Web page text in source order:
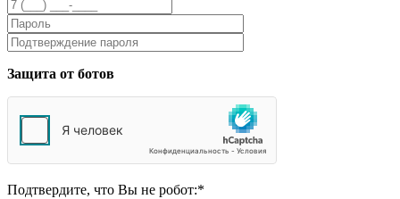
Защита от ботов
Подтвердите, что Вы не робот:*